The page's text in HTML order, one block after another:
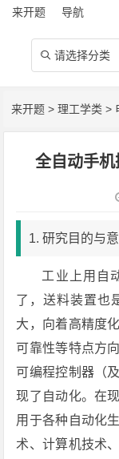
来开题 导航
 请选择分类
来开题 >理工学类 >
全自动手
1. 研究目的与
工业上用自
了，送料装置也
大，向着高精度
可靠性等特点方
可编程控制器（
现了自动化。在
用于各种自动化
术、计算机技术